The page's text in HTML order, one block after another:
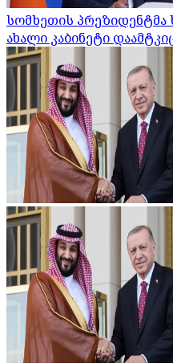
სომხეთის პრეზიდენტმა
ახალი კაბინეტი